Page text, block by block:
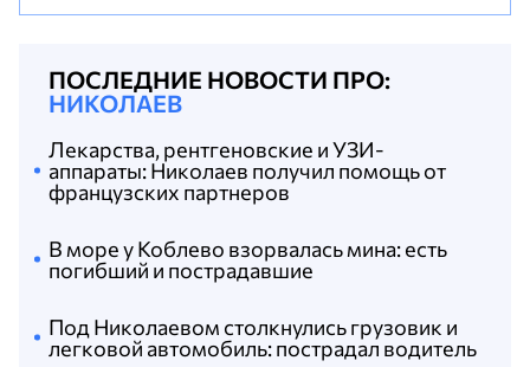
ПОСЛЕДНИЕ НОВОСТИ ПРО:
НИКОЛАЕВ
Под Николаевом столкнулись грузовик и
легковой автомобиль: пострадал водитель
В море у Коблево взорвалась мина: есть
погибший и пострадавшие
Лекарства, рентгеновские и УЗИ-
аппараты: Николаев получил помощь от
французских партнеров